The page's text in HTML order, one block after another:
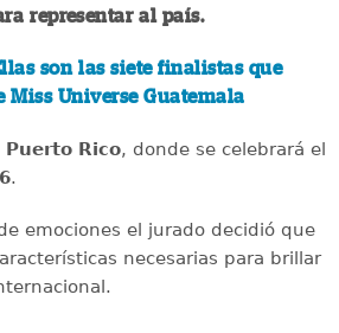
representar al país.
son las siete finalistas que
Miss Universe Guatemala
Puerto Rico, donde se celebrará el
.
emociones el jurado decidió que
necesarias para brillar